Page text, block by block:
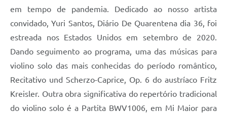
em tempo de pandemia. Dedicado ao nosso artista
convidado, Yuri Santos, Diário De Quarentena dia 36, foi
estreada nos Estados Unidos em setembro de 2020.
Dando seguimento ao programa, uma das músicas para
violino solo das mais conhecidas do período romântico,
Recitativo und Scherzo-Caprice, Op. 6 do austríaco Fritz
Kreisler. Outra obra significativa do repertório tradicional
do violino solo é a Partita BWV1006, em Mi Maior para